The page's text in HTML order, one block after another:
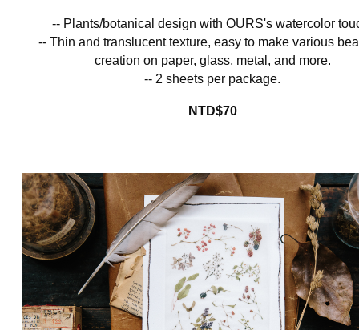
-- Plants/botanical design with OURS's watercolor
-- Thin and translucent texture, easy to make various
creation on paper, glass, metal, and more.
-- 2 sheets per package.
NTD$70